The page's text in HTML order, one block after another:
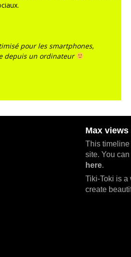
pour les smartphones,
depuis un ordinateur